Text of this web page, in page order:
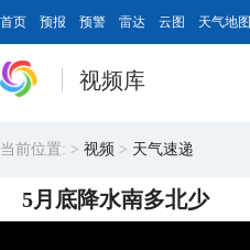
首页 预报 预警 雷达 云图 天气地图
视频库
当前位置: > 视频 > 天气速递
5月底降水南多北少